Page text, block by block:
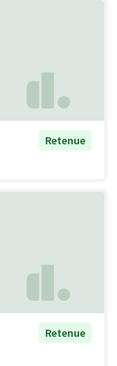
Retenue
Retenue